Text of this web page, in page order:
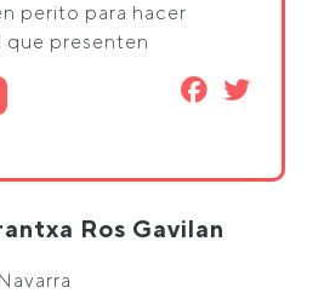
perito para hacer
presenten
Ros Gavilan
Navarra